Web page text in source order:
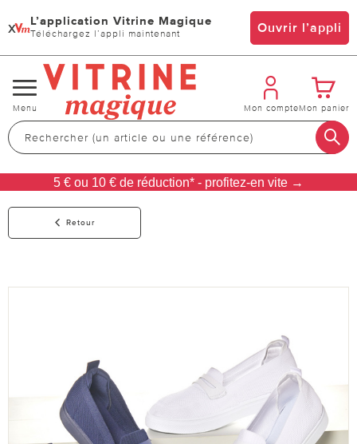
x L’application Vitrine Magique
Téléchargez l’appli maintenant Ouvrir l’appli
Changer
de
navigation
Menu Mon compteMon panier
5 € ou 10 € de réduction* - profitez-en vite →
Retour